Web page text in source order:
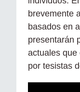
brevemente
basados en
presentarán
actuales que
por tesistas